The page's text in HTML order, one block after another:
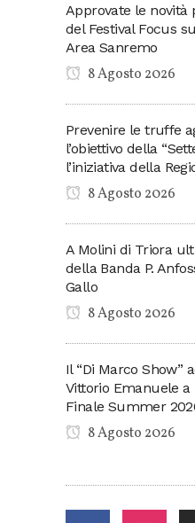
Approvate le novità
del Festival Focus
Area Sanremo
8 Agosto 2026
Prevenire le truffe
l’obiettivo della
l’iniziativa della
8 Agosto 2026
A Molini di Triora
della Banda P.
Gallo
8 Agosto 2026
Il “Di Marco Show”
Vittorio Emanuele
Finale Summer
8 Agosto 2026